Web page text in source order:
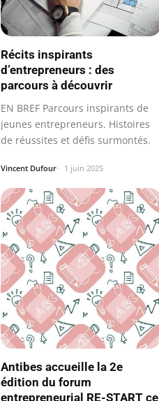
Récits inspirants
d’entrepreneurs : des
parcours à découvrir
EN BREF Parcours inspirants de
jeunes entrepreneurs. Histoires
de réussites et défis surmontés.
Vincent Dufour 1 juin 2025
Antibes accueille la 2e
édition du forum
entrepreneurial RE-START ce